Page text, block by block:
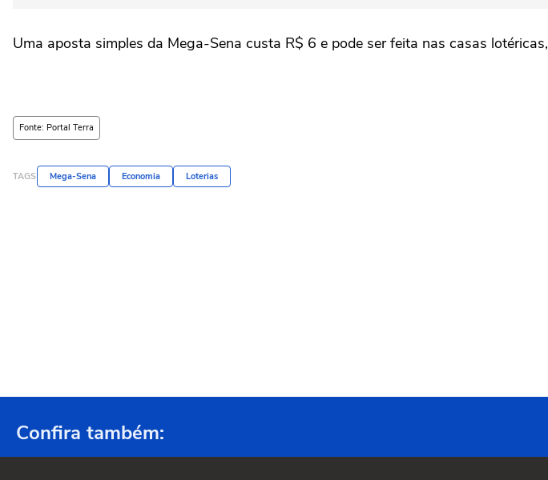
Uma aposta simples da Mega-Sena custa R$ 6 e pode ser feita nas casas lotéricas,
Fonte: Portal Terra
TAGS Mega-Sena Economia Loterias
Confira também: